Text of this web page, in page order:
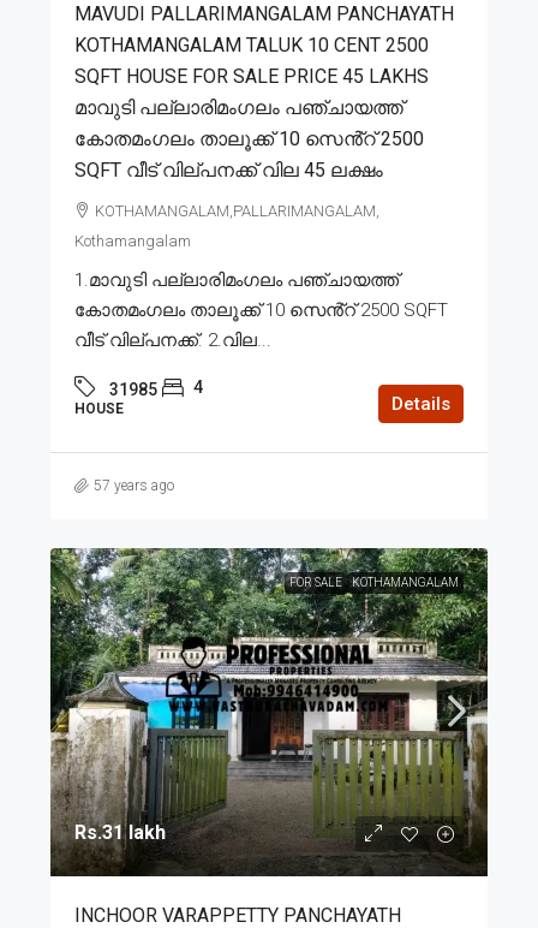
MAVUDI PALLARIMANGALAM PANCHAYATH
KOTHAMANGALAM TALUK 10 CENT 2500
SQFT HOUSE FOR SALE PRICE 45 LAKHS
മാവുടി പല്ലാരിമംഗലം പഞ്ചായത്ത്
കോതമംഗലം താലൂക്ക് 10 സെൻ്റ് 2500
SQFT വീട് വില്പനക്ക് വില 45 ലക്ഷം
KOTHAMANGALAM,PALLARIMANGALAM,
Kothamangalam
1.മാവുടി പല്ലാരിമംഗലം പഞ്ചായത്ത്
കോതമംഗലം താലൂക്ക് 10 സെൻ്റ് 2500 SQFT
വീട് വില്പനക്ക്. 2.വില...
31985 4
HOUSE Details
57 years ago
FOR SALE KOTHAMANGALAM
Rs.31 lakh
INCHOOR VARAPPETTY PANCHAYATH